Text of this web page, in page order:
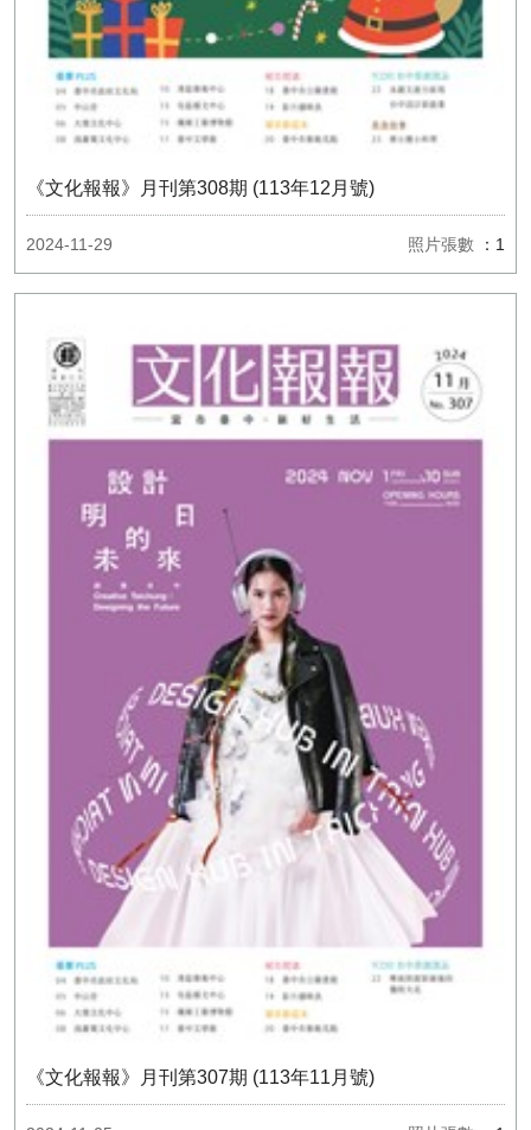
《文化報報》月刊第308期 (113年12月號)
2024-11-29 照片張數 ：1
《文化報報》月刊第307期 (113年11月號)